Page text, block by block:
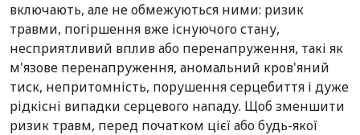
включають, але не обмежуються ними: ризик
травми, погіршення вже існуючого стану,
несприятливий вплив або перенапруження, такі як
м'язове перенапруження, аномальний кров'яний
тиск, непритомність, порушення серцебиття і дуже
рідкісні випадки серцевого нападу. Щоб зменшити
ризик травм, перед початком цієї або будь-якої